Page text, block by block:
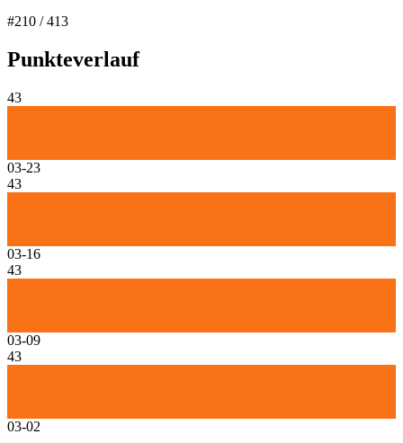
#210 /413
Punkteverlauf
43
03-23
43
03-16
43
03-09
43
03-02